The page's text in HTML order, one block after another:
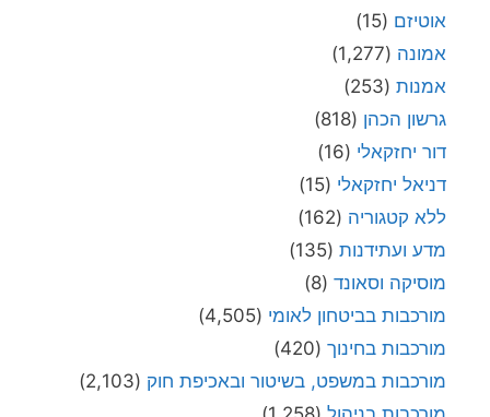
אוטיזם (15)
אמונה (1,277)
אמנות (253)
גרשון הכהן (818)
דור יחזקאלי (16)
דניאל יחזקאלי (15)
ללא קטגוריה (162)
מדע ועתידנות (135)
מוסיקה וסאונד (8)
מורכבות בביטחון לאומי (4,505)
מורכבות בחינוך (420)
מורכבות במשפט, בשיטור ובאכיפת חוק (2,103)